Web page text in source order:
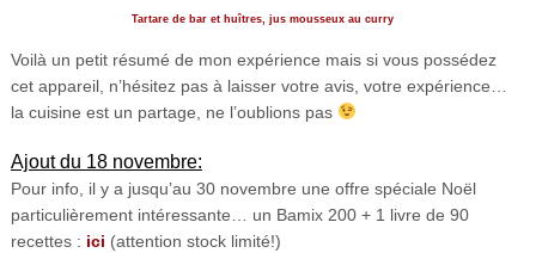
Tartare de bar et huîtres, jus mousseux au curry
Voilà un petit résumé de mon expérience mais si vous possédez
cet appareil, n’hésitez pas à laisser votre avis, votre expérience…
la cuisine est un partage, ne l’oublions pas
Ajout du 18 novembre:
Pour info, il y a jusqu’au 30 novembre une offre spéciale Noël
particulièrement intéressante… un Bamix 200 + 1 livre de 90
recettes : ici (attention stock limité!)